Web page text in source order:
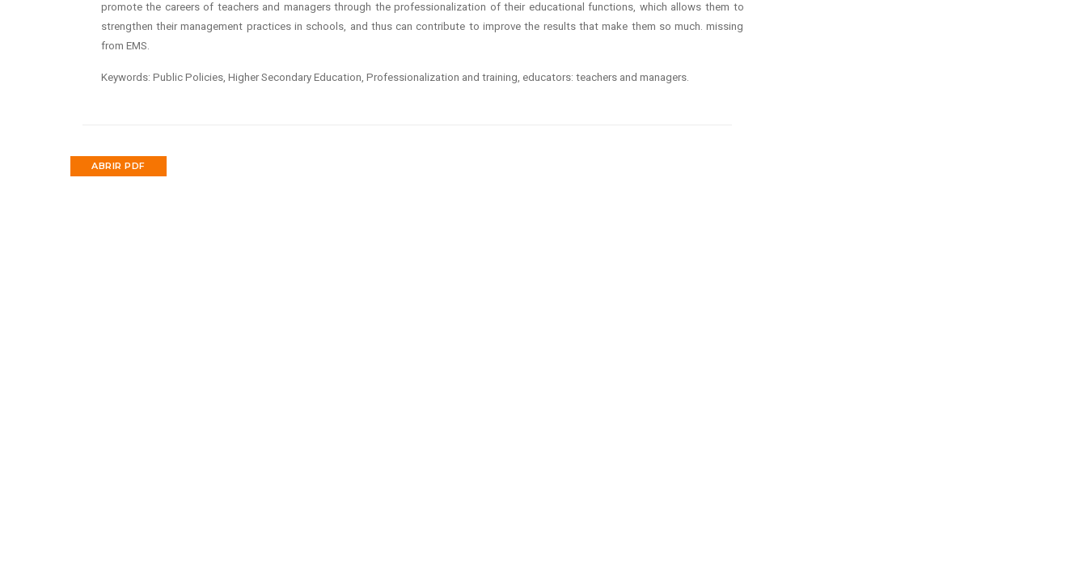
promote the careers of teachers and managers through the professionalization of their educational functions, which allows them to
strengthen their management practices in schools, and thus can contribute to improve the results that make them so much. missing
from EMS.
Keywords: Public Policies, Higher Secondary Education, Professionalization and training, educators: teachers and managers.
ABRIR PDF